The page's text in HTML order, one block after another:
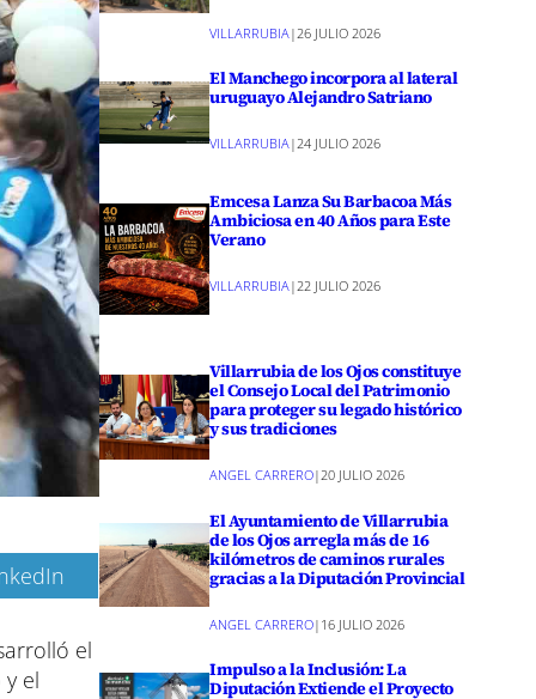
el
el
VILLARRUBIA | 26 JULIO 2026
El Manchego incorpora al lateral
uruguayo Alejandro Satriano
VILLARRUBIA|24 JULIO 2026
Emcesa Lanza Su Barbacoa Más
Ambiciosa en 40 Años para Este
Verano
VILLARRUBIA | 22 JULIO 2026
Villarrubia de los Ojos constituye
el Consejo Local del Patrimonio
para proteger su legado histórico
y sus tradiciones
ANGEL CARRERO| 20 JULIO 2026
El Ayuntamiento de Villarrubia
de los Ojos arregla más de 16
kilómetros de caminos rurales
gracias a la Diputación Provincial
ANGEL CARRERO| 16 JULIO 2026
Impulso a la Inclusión: La
Diputación Extiende el Proyecto